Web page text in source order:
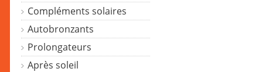
Compléments solaires
Autobronzants
Prolongateurs
Après soleil